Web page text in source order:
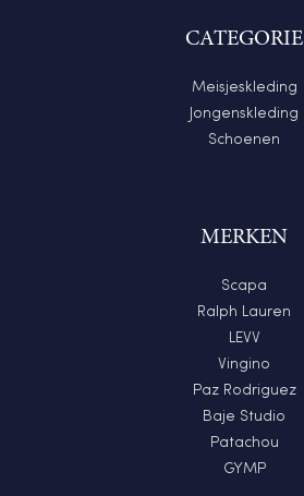
CATEGORIE
Meisjeskleding
Jongenskleding
Schoenen
MERKEN
Scapa
Ralph Lauren
LEVV
Vingino
Paz Rodriguez
Baje Studio
Patachou
GYMP